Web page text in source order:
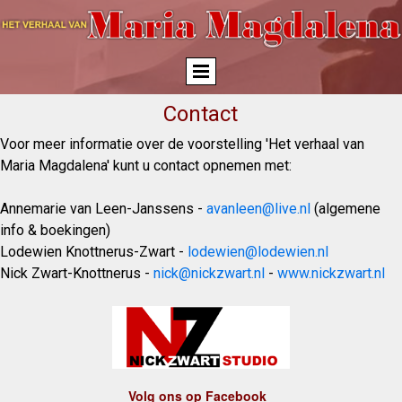
Contact
Voor meer informatie over de voorstelling 'Het verhaal van
Maria Magdalena' kunt u contact opnemen met:
Annemarie van Leen-Janssens - avanleen@live.nl (algemene
info & boekingen)
Lodewien Knottnerus-Zwart - lodewien@lodewien.nl
Nick Zwart-Knottnerus - nick@nickzwart.nl - www.nickzwart.nl
Volg ons op Facebook